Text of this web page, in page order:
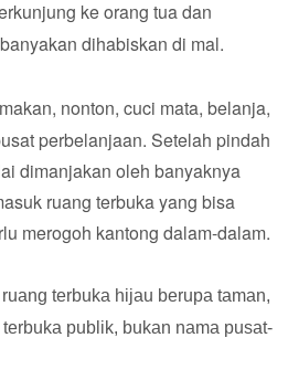
ke orang tua dan
dihabiskan di mal.
makan, nonton, cuci mata, belanja,
perbelanjaan. Setelah pindah
dimanjakan oleh banyaknya
ruang terbuka yang bisa
merogoh kantong dalam-dalam.
terbuka hijau berupa taman,
publik, bukan nama pusat-